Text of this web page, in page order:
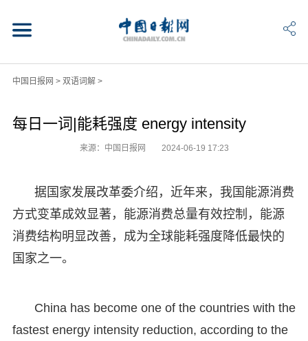
中国日报网 > 双语词解>
每日一词|能耗强度 energy intensity
来源：中国日报网 2024-06-19 17:23
据国家发展改革委介绍，近年来，我国能源消费
方式变革成效显著，能源消费总量有效控制，能源
消费结构明显改善，成为全球能耗强度降低最快的
国家之一。
China has become one of the countries with the
fastest energy intensity reduction, according to the